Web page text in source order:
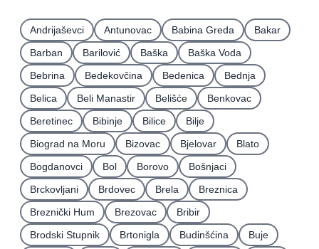
Andrijaševci Antunovac Babina Greda
Bakar
Barban
Barilović Baška
Baška Voda
Bebrina
Bedekovčina Bedenica
Bednja
Belica
Beli Manastir Belišće
Benkovac
Beretinec
Bibinje Bilice
Bilje
Biograd na Moru
Bizovac Bjelovar
Blato
Bogdanovci
Bol Borovo
Bošnjaci
Brckovljani
Brdovec Brela
Breznica
Breznički Hum
Brezovac
Bribir
Brodski Stupnik
Brtonigla Budinšćina
Buje